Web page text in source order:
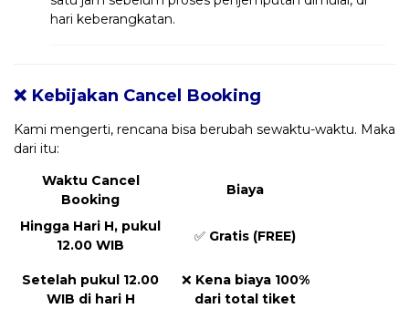
hari keberangkatan.
❌ Kebijakan Cancel Booking
Kami mengerti, rencana bisa berubah sewaktu-waktu. Maka
dari itu:
Waktu Cancel
Booking
Biaya
Hingga Hari H, pukul
12.00 WIB
✅ Gratis (FREE)
Setelah pukul 12.00
WIB di hari H
❌ Kena biaya 100%
dari total tiket